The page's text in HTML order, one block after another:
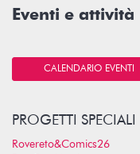
Eventi e attività
CALENDARIO EVENTI
PROGETTI SPECIALI
Rovereto&Comics26